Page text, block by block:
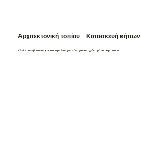
Αρχιτεκτονική τοπίου - Κατασκευή κήπων
Κλείσε ραντεβού στον χώρο σου με έναν γεωπόνο για τον σχεδιασμό του κήπου σου.